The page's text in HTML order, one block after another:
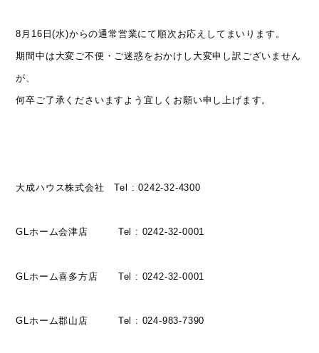
8月16日(水)からの通常営業にて順次お応えしてまいります。
期間中は大変ご不便・ご迷惑をおかけし大変申し訳ございません
が、
何卒ご了承くださいますよう宜しくお願い申し上げます。
大成ハウス株式会社 Tel : 0242-32-4300
GLホーム会津店 Tel : 0242-32-0001
GLホーム喜多方店 Tel : 0242-32-0001
GLホーム郡山店 Tel : 024-983-7390